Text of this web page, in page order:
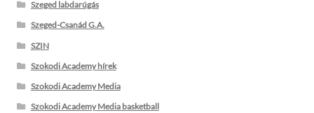
Szeged labdarúgás
Szeged-Csanád G.A.
SZIN
Szokodi Academy hírek
Szokodi Academy Media
Szokodi Academy Media basketball